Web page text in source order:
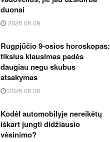
duonai
2026 08 09
Rugpjūčio 9-osios horoskopas:
tikslus klausimas padės
daugiau negu skubus
atsakymas
2026 08 08
Kodėl automobilyje nereikėtų
iškart jungti didžiausio
vėsinimo?